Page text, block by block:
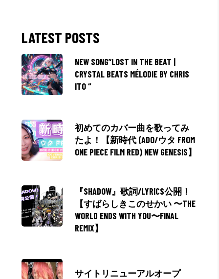
LATEST POSTS
NEW SONG”LOST IN THE BEAT |
CRYSTAL BEATS MÉLODIE BY CHRIS
ITO “
初めてのカバー曲を歌ってみ
たよ！【新時代 (ADO/ウタ FROM
ONE PIECE FILM RED) NEW GENESIS】
『SHADOW』歌詞/LYRICS公開！
【すばらしきこのせかい 〜THE
WORLD ENDS WITH YOU〜FINAL
REMIX】
サイトリニューアルオープ